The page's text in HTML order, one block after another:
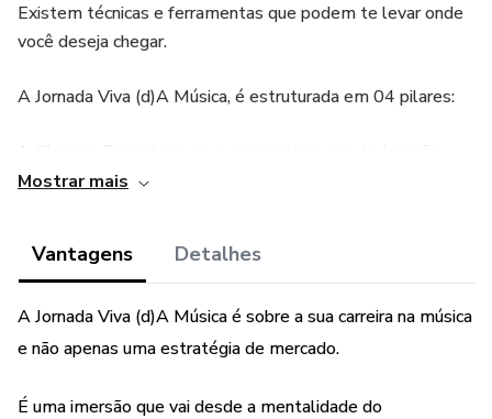
Existem técnicas e ferramentas que podem te levar onde
você deseja chegar.
A Jornada Viva (d)A Música, é estruturada em 04 pilares:
onde você deseja chegar profissionalmente;
percorrer durante a sua jornada (isso é estratégico!);
3. Plano: Desenhe o passo a passo para você chegar onde
deseja e minimize os impactos na jornada;
4. Ação: Mostre o seu talento para o mundo, mas percorra
Mostrar mais
Vantagens Detalhes
A Jornada Viva (d)A Música é sobre a sua carreira na música
e não apenas uma estratégia de mercado.
É uma imersão que vai desde a mentalidade do